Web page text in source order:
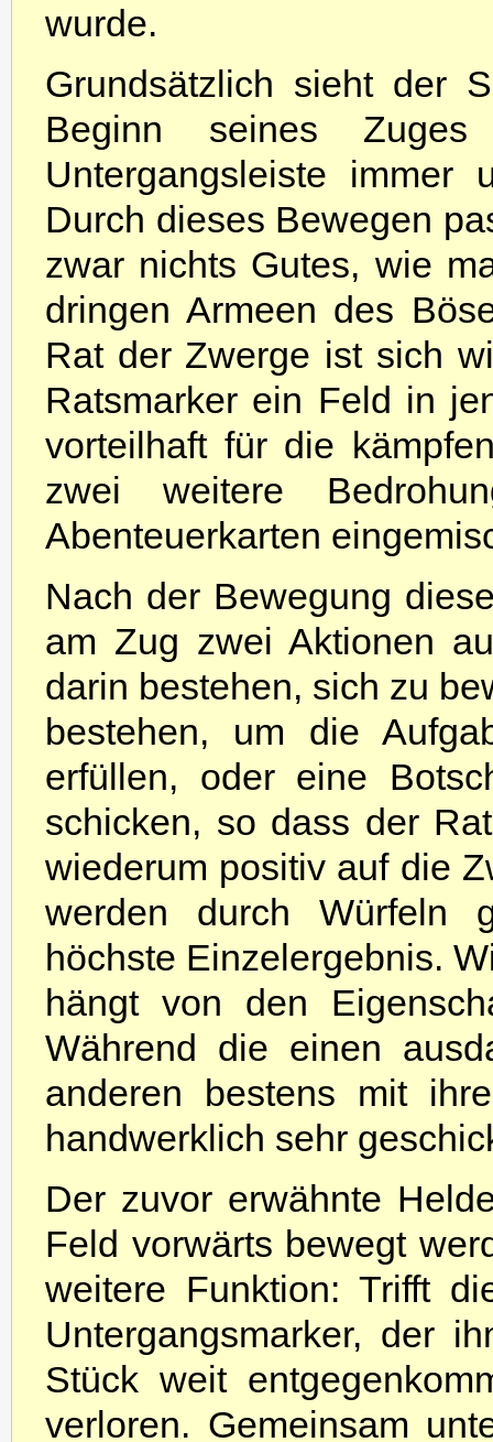
wurde.
Grundsätzlich sieht der
Beginn seines
Untergangsleiste immer
Durch dieses Bewegen
zwar nichts Gutes, wie
dringen Armeen des
Rat der Zwerge ist sich
Ratsmarker ein Feld in
vorteilhaft für die
zwei weitere
Abenteuerkarten
Nach der Bewegung
am Zug zwei Aktionen
darin bestehen, sich zu
bestehen, um die
erfüllen, oder eine
schicken, so dass der
wiederum positiv auf die
werden durch Würfeln
höchste Einzelergebnis.
hängt von den
Während die einen
anderen bestens mit
handwerklich sehr
Der zuvor erwähnte
Feld vorwärts bewegt
weitere Funktion: Trifft
Untergangsmarker, der
Stück weit
verloren. Gemeinsam